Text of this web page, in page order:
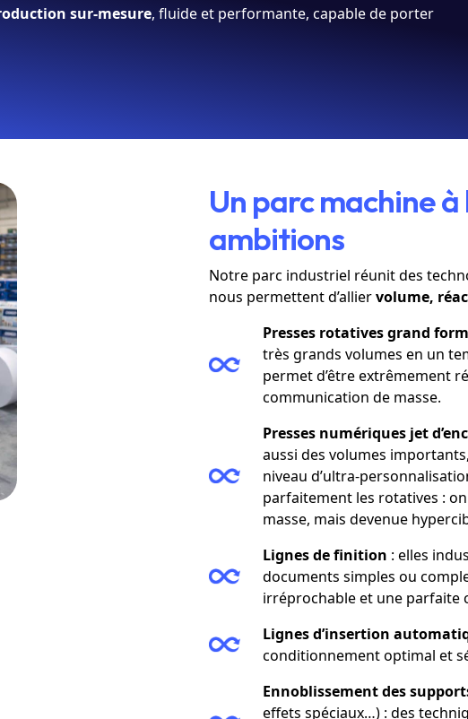
sur-mesure, fluide et performante, capable de porter
Un parc machine
ambitions
Notre parc industriel réunit des
nous permettent d’alliervolume,
Presses rotatives grand
très grands volumes en un
permet d’être extrêmement
communication de masse.
Presses numériques jet
aussi des volumes
niveau d’ultra-
parfaitement les rotatives :
masse, mais devenue
Lignes de finition : elles
documents simples ou
irréprochable et une parfaite
Lignes d’insertion
conditionnement optimal et
Ennoblissement des
effets spéciaux…) : des